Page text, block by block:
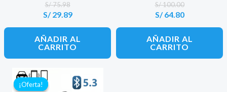
S/75.98
El
precio
original
era:
S/ 75.98.
S/29.89
El
precio
actual
es:
S/ 29.89.
AÑADIR AL
CARRITO
S/100.00
El
precio
original
era:
S/ 100.00.
S/64.80
El
precio
actual
es:
S/ 64.80.
AÑADIR AL
CARRITO
¡Oferta!
¡Oferta!